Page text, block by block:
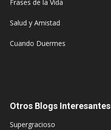
Frases de la Vida
Salud y Amistad
Cuando Duermes
Otros Blogs Interesantes
Supergracioso